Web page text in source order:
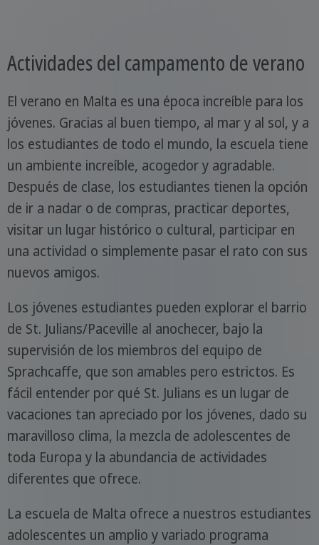
Actividades del campamento de verano
El verano en Malta es una época increíble para los
jóvenes. Gracias al buen tiempo, al mar y al sol, y a
los estudiantes de todo el mundo, la escuela tiene
un ambiente increíble, acogedor y agradable.
Después de clase, los estudiantes tienen la opción
de ir a nadar o de compras, practicar deportes,
visitar un lugar histórico o cultural, participar en
una actividad o simplemente pasar el rato con sus
nuevos amigos.
Los jóvenes estudiantes pueden explorar el barrio
de St. Julians/Paceville al anochecer, bajo la
supervisión de los miembros del equipo de
Sprachcaffe, que son amables pero estrictos. Es
fácil entender por qué St. Julians es un lugar de
vacaciones tan apreciado por los jóvenes, dado su
maravilloso clima, la mezcla de adolescentes de
toda Europa y la abundancia de actividades
diferentes que ofrece.
La escuela de Malta ofrece a nuestros estudiantes
adolescentes un amplio y variado programa